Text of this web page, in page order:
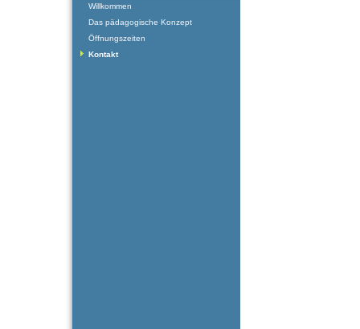
Willkommen
Das pädagogische Konzept
Öffnungszeiten
Kontakt